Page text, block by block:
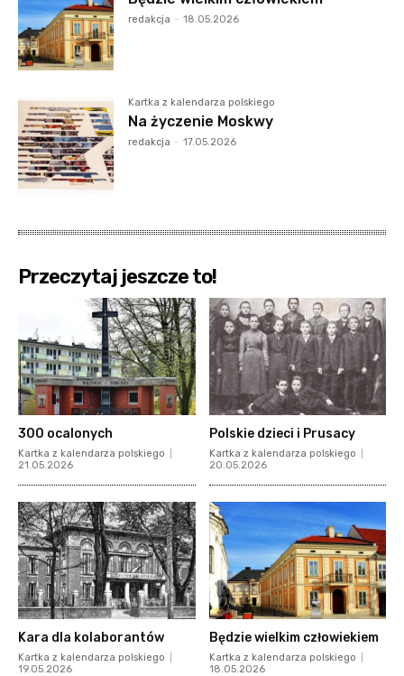
redakcja - 18.05.2026
Kartka z kalendarza polskiego
Na życzenie Moskwy
redakcja - 17.05.2026
Przeczytaj jeszcze to!
300 ocalonych
Kartka z kalendarza polskiego
21.05.2026
Polskie dzieci i Prusacy
Kartka z kalendarza polskiego
20.05.2026
Kara dla kolaborantów
Kartka z kalendarza polskiego
19.05.2026
Będzie wielkim człowiekiem
Kartka z kalendarza polskiego
18.05.2026